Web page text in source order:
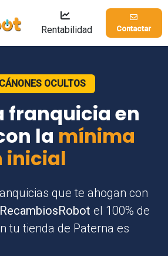
Rentabilidad Contactar
OCULTOS
franquicia en
la mínima
inicial
que te ahogan con
RecambiosRobot el 100% de
tu tienda de Paterna es